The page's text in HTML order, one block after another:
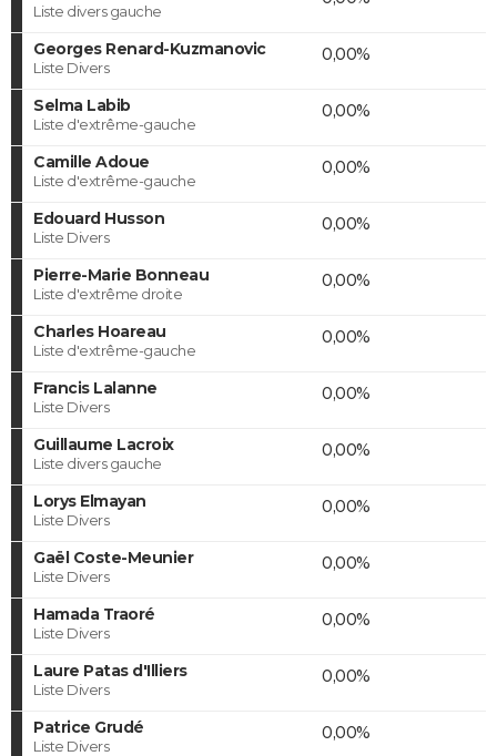
Liste divers gauche
Georges Renard-Kuzmanovic
Liste Divers
0,00%
Selma Labib
Liste d'extrême-gauche
0,00%
Camille Adoue
Liste d'extrême-gauche
0,00%
Edouard Husson
Liste Divers
0,00%
Pierre-Marie Bonneau
Liste d'extrême droite
0,00%
Charles Hoareau
Liste d'extrême-gauche
0,00%
Francis Lalanne
Liste Divers
0,00%
Guillaume Lacroix
Liste divers gauche
0,00%
Lorys Elmayan
Liste Divers
0,00%
Gaël Coste-Meunier
Liste Divers
0,00%
Hamada Traoré
Liste Divers
0,00%
Laure Patas d'Illiers
Liste Divers
0,00%
Patrice Grudé
Liste Divers
0,00%